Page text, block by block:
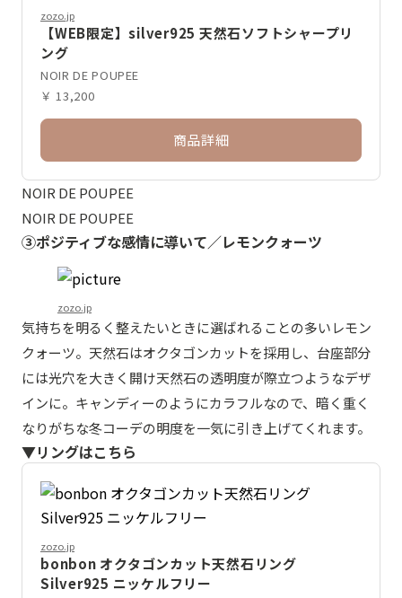
zozo.jp
【WEB限定】silver925 天然石ソフトシャープリ
ング
NOIR DE POUPEE
￥ 13,200
商品詳細
NOIR DE POUPEE
NOIR DE POUPEE
③ポジティブな感情に導いて／レモンクォーツ
zozo.jp
気持ちを明るく整えたいときに選ばれることの多いレモン
クォーツ。天然石はオクタゴンカットを採用し、台座部分
には光穴を大きく開け天然石の透明度が際立つようなデザ
インに。キャンディーのようにカラフルなので、暗く重く
なりがちな冬コーデの明度を一気に引き上げてくれます。
▼リングはこちら
zozo.jp
bonbon オクタゴンカット天然石リング
Silver925 ニッケルフリー